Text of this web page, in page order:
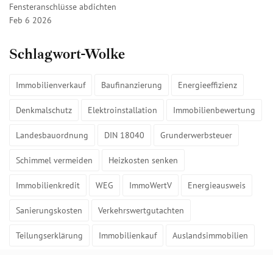
Fensteranschlüsse abdichten
Feb 6 2026
Schlagwort-Wolke
Immobilienverkauf Baufinanzierung Energieeffizienz
Denkmalschutz Elektroinstallation Immobilienbewertung
Landesbauordnung DIN 18040 Grunderwerbsteuer
Schimmel vermeiden Heizkosten senken
Immobilienkredit WEG ImmoWertV Energieausweis
Sanierungskosten Verkehrswertgutachten
Teilungserklärung Immobilienkauf Auslandsimmobilien